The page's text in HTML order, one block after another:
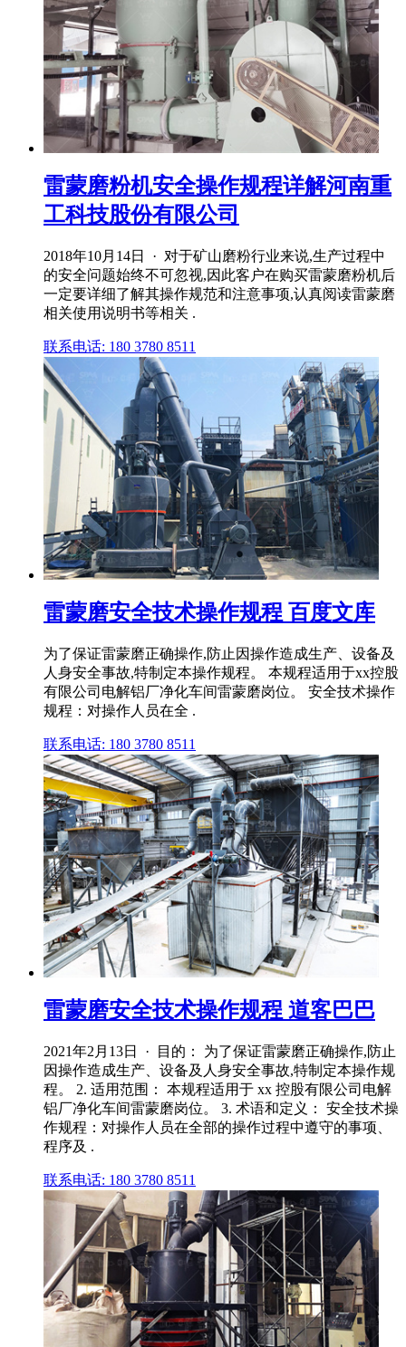
雷蒙磨粉机安全操作规程详解河南重
工科技股份有限公司
2018年10月14日 · 对于矿山磨粉行业来说,生产过程中
的安全问题始终不可忽视,因此客户在购买雷蒙磨粉机后
一定要详细了解其操作规范和注意事项,认真阅读雷蒙磨
相关使用说明书等相关 .
联系电话: 180 3780 8511
雷蒙磨安全技术操作规程 百度文库
为了保证雷蒙磨正确操作,防止因操作造成生产、设备及
人身安全事故,特制定本操作规程。 本规程适用于xx控股
有限公司电解铝厂净化车间雷蒙磨岗位。 安全技术操作
规程：对操作人员在全 .
联系电话: 180 3780 8511
雷蒙磨安全技术操作规程 道客巴巴
2021年2月13日 · 目的： 为了保证雷蒙磨正确操作,防止
因操作造成生产、设备及人身安全事故,特制定本操作规
程。 2. 适用范围： 本规程适用于 xx 控股有限公司电解
铝厂净化车间雷蒙磨岗位。 3. 术语和定义： 安全技术操
作规程：对操作人员在全部的操作过程中遵守的事项、
程序及 .
联系电话: 180 3780 8511